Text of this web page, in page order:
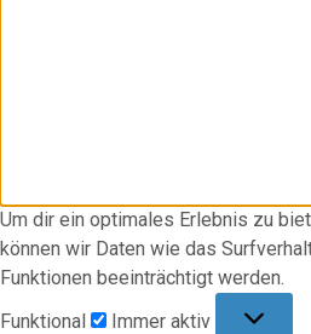
Um dir ein optimales Erlebnis zu
können wir Daten wie das
Funktionen beeinträchtigt werden.
Funktional
Immer aktiv